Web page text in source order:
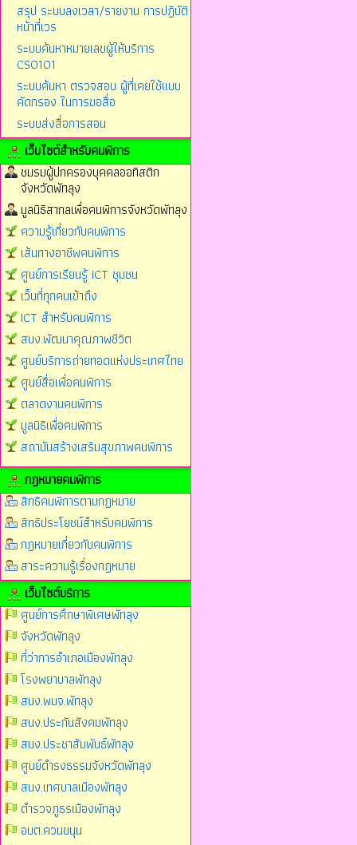
สรุป ระบบลงเวลา/รายงาน การปฏิบัติ
หน้าที่เวร
ระบบค้นหาหมายเลขผู้ให้บริการ
CS0101
ระบบค้นหา ตรวจสอบ ผู้ที่เคยใช้แบบ
คัดกรอง ในการขอสื่อ
ระบบส่งสื่อการสอน
เว็บไซต์สำหรับคนพิการ
ชมรมผู้ปกครองบุคคลออทิสติก
จังหวัดพัทลุง
มูลนิธิสากลเพื่อคนพิการจังหวัดพัทลุง
ความรู้เกี่ยวกับคนพิการ
เส้นทางอาชีพคนพิการ
ศูนย์การเรียนรู้ ICT ชุมชน
เว็บที่ทุกคนเข้าถึง
ICT สำหรับคนพิการ
สนง.พัฒนาคุณภาพชีวิต
ศูนย์บริการถ่ายทอดแห่งประเทศไทย
ศูนย์สื่อเพื่อคนพิการ
ตลาดงานคนพิการ
มูลนิธิเพื่อคนพิการ
สถาบันสร้างเสริมสุขภาพคนพิการ
กฎหมายคนพิการ
สิทธิคนพิการตามกฏหมาย
สิทธิประโยชน์สำหรับคนพิการ
กฏหมายเกี่ยวกับคนพิการ
สาระความรู้เรื่องกฏหมาย
เว็บไซต์บริการ
ศูนย์การศึกษาพิเศษพัทลุง
จังหวัดพัทลุง
ที่ว่าการอำเภอเมืองพัทลุง
โรงพยาบาลพัทลุง
สนง.พมจ.พัทลุง
สนง.ประกันสังคมพัทลุง
สนง.ประชาสัมพันธ์พัทลุง
ศูนย์ดำรงธรรมจังหวัดพัทลุง
สนง.เทศบาลเมืองพัทลุง
ตำรวจภูธรเมืองพัทลุง
อบต.ควนขนุน